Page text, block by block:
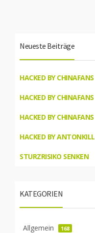
Neueste Beiträge
HACKED BY CHINAFANS
HACKED BY CHINAFANS
HACKED BY CHINAFANS
HACKED BY ANTONKILL
STURZRISIKO SENKEN
KATEGORIEN
Allgemein 168